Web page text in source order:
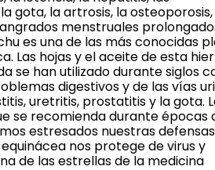
gota, la artrosis, la
menstruales
es una de las más conocidas
Las hojas y el aceite de esta
se han utilizado durante siglos
digestivos y de las vías
uretritis, prostatitis y la gota.
se recomienda durante épocas
estresados nuestras defensas
nos protege de virus y
de las estrellas de la medicina